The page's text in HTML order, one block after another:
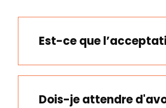
Est-ce que
Dois-je attendre